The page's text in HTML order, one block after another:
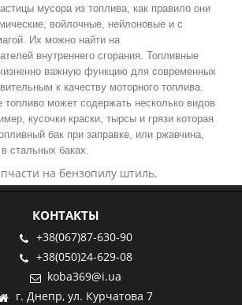
мусора из топлива, как правило они
войлочные, нейлоновые и с
Их можно найти на
внутреннего сгорания. Топливные
важную функцию для современных
к качеству моторного топлива.
топливо может содержать несколько видов
кусочки краски, тырсы и грязи которая
бак при заправке, или ржавчина,
стальных баках.
на бензопилу штиль.
КОНТАКТЫ
+38(067)87-630-90
+38(050)24-629-08
koba369@i.ua
г. Днепр, ул. Курчатова 7